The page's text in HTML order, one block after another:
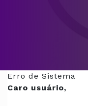
Erro de Sistema
Caro usuário,